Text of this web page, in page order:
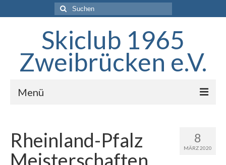
Suchen
nach:
Skiclub 1965
Zweibrücken e.V.
Menü
Der Verein
Skigebiet
8
MÄRZ 2020
Rheinland-Pfalz
Meisterschaften